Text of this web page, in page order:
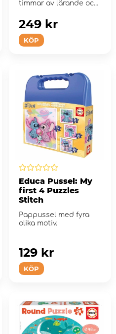
timmar av lärande och
KÖP
249 kr
Educa Pussel: My
first 4 Puzzles
Stitch
Pappussel med fyra
olika motiv.
KÖP
129 kr